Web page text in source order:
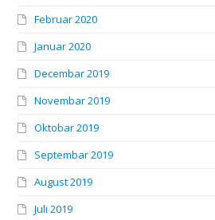
Februar 2020
Januar 2020
Decembar 2019
Novembar 2019
Oktobar 2019
Septembar 2019
August 2019
Juli 2019